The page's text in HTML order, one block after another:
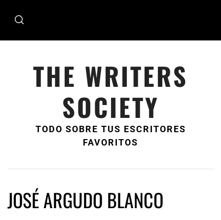
THE WRITERS
SOCIETY
TODO SOBRE TUS ESCRITORES
FAVORITOS
JOSÉ ARGUDO BLANCO